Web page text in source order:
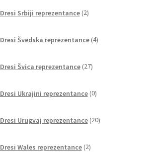
Dresi Srbiji reprezentance 2izdelka
Dresi Švedska reprezentance 4izdelki
Dresi Švica reprezentance 27izdelkov
Dresi Ukrajini reprezentance 0izdelkov
Dresi Urugvaj reprezentance 20izdelkov
Dresi Wales reprezentance 2izdelka